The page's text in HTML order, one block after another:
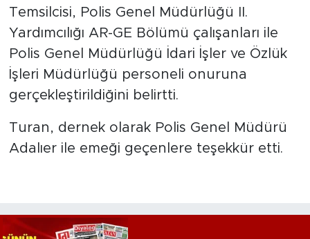
Temsilcisi, Polis Genel Müdürlüğü II.
Yardımcılığı AR-GE Bölümü çalışanları ile
Polis Genel Müdürlüğü İdari İşler ve Özlük
İşleri Müdürlüğü personeli onuruna
gerçekleştirildiğini belirtti.
Turan, dernek olarak Polis Genel Müdürü
Adalıer ile emeği geçenlere teşekkür etti.